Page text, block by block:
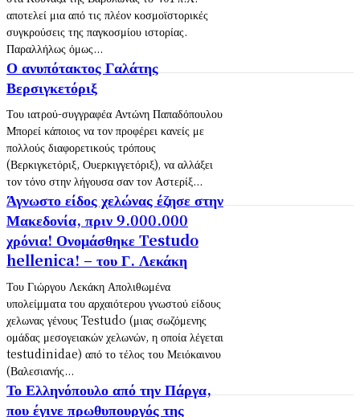
αποτελεί μια από τις πλέον κοσμοϊστορικές
συγκρούσεις της παγκοσμίου ιστορίας.
Παραλλήλως όμως...
Ο ανυπότακτος Γαλάτης
Βερσιγκετόριξ
Του ιατρού-συγγραφέα Αντώνη Παπαδόπουλου
Μπορεί κάποιος να τον προφέρει κανείς με
πολλούς διαφορετικούς τρόπους
(Βερκιγκετόριξ, Ουερκιγγετόριξ), να αλλάξει
τον τόνο στην λήγουσα σαν τον Αστερίξ...
Άγνωστο είδος χελώνας έζησε στην
Μακεδονία, πριν 9.000.000
χρόνια! Ονομάσθηκε Testudo
hellenica! – του Γ. Λεκάκη
Του Γιώργου Λεκάκη Απολιθωμένα
υπολείμματα του αρχαιότερου γνωστού είδους
χελωνας γένους Testudo (μιας σωζόμενης
ομάδας μεσογειακών χελωνών, η οποία λέγεται
testudinidae) από το τέλος του Μειόκαινου
(Βαλεσιανής...
Το Ελληνόπουλο από την Πάργα,
που έγινε πρωθυπουργός της